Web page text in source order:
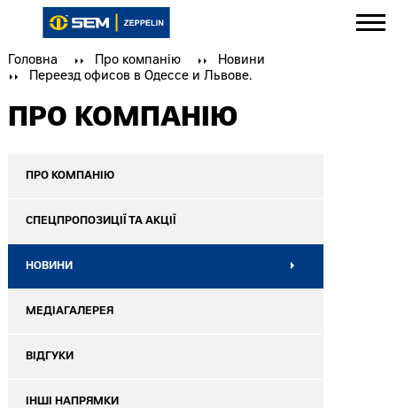
Головна Про компанію
Новини
Переезд офисов в Одессе и Львове.
ПРО КОМПАНІЮ
ПРО КОМПАНІЮ
СПЕЦПРОПОЗИЦІЇ ТА АКЦІЇ
НОВИНИ
МЕДІАГАЛЕРЕЯ
ВІДГУКИ
ІНШІ НАПРЯМКИ